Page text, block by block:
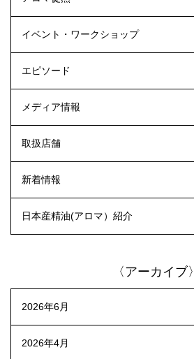
イベント・ワークショップ
エピソード
メディア情報
取扱店舗
新着情報
日本産精油(アロマ）紹介
〈アーカイブ〉
2026年6月
2026年4月